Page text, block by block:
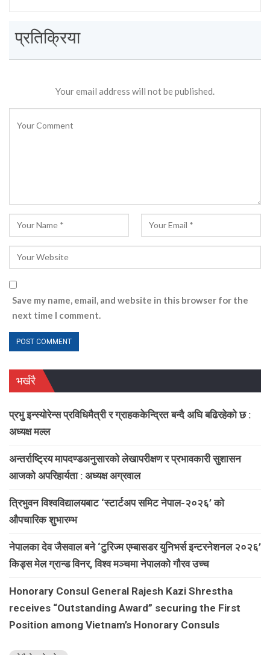
प्रतिक्रिया
Your email address will not be published.
Save my name, email, and website in this browser for the
next time I comment.
भर्खरै
प्रभु इन्स्योरेन्स प्रविधिमैत्री र ग्राहककेन्द्रित बन्दै अघि बढिरहेको छ :
अध्यक्ष मल्ल
अन्तर्राष्ट्रिय मापदण्डअनुसारको लेखापरीक्षण र प्रभावकारी सुशासन
आजको अपरिहार्यता : अध्यक्ष अग्रवाल
त्रिभुवन विश्वविद्यालयबाट ‘स्टार्टअप समिट नेपाल-२०२६’ को
औपचारिक शुभारम्भ
नेपालका देव जैसवाल बने ‘टुरिज्म एम्बासडर युनिभर्स इन्टरनेशनल २०२६’
किड्स मेल ग्रान्ड विनर, विश्व मञ्चमा नेपालको गौरव उच्च
Honorary Consul General Rajesh Kazi Shrestha
receives “Outstanding Award” securing the First
Position among Vietnam’s Honorary Consuls